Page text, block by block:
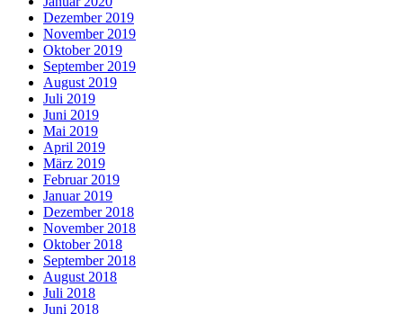
Dezember 2019
November 2019
Oktober 2019
September 2019
August 2019
Juli 2019
Juni 2019
Mai 2019
April 2019
März 2019
Februar 2019
Januar 2019
Dezember 2018
November 2018
Oktober 2018
September 2018
August 2018
Juli 2018
Juni 2018